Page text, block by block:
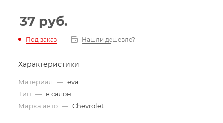
37 руб.
Под заказ Нашли дешевле?
Характеристики
Материал — eva
Тип — в салон
Марка авто — Chevrolet